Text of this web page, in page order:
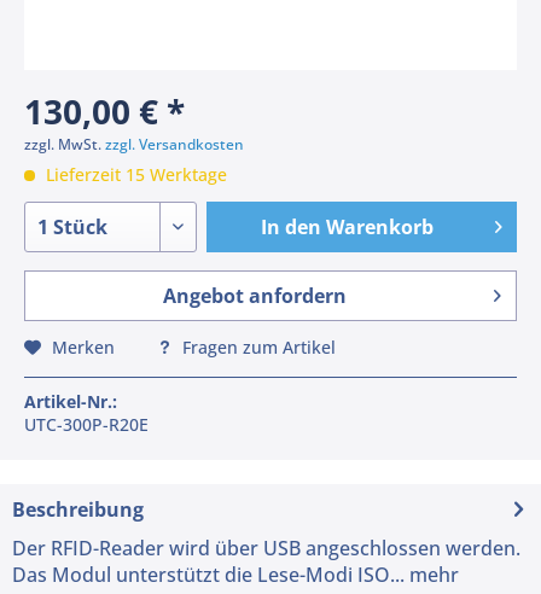
130,00 € *
zzgl. MwSt.zzgl. Versandkosten
Lieferzeit 15 Werktage
In den Warenkorb
Angebot anfordern
Merken Fragen zum Artikel
Artikel-Nr.:
UTC-300P-R20E
Beschreibung
Der RFID-Reader wird über USB angeschlossen werden.
Das Modul unterstützt die Lese-Modi ISO... mehr